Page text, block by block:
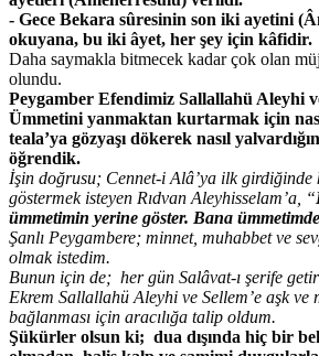
- Gece Bekara sûresinin son iki ayetini
okuyana, bu iki âyet, her şey için kâfidir.
Daha saymakla bitmecek kadar çok olan
olundu.
Peygamber Efendimiz Sallallahü Aleyhi
Ümmetini yanmaktan kurtarmak için
teala’ya gözyaşı dökerek nasıl
öğrendik.
İşin doğrusu; Cennet-i Alâ’ya ilk girdiğinde
göstermek isteyen Rıdvan Aleyhisselam’a, “
ümmetimin yerine göster. Bana
Şanlı Peygambere; minnet, muhabbet ve
olmak istedim.
Bunun için de; her gün Salâvat-ı şerife
Ekrem Sallallahü Aleyhi ve Sellem’e aşk ve
bağlanması için aracılığa talip oldum.
Şükürler olsun ki; dua dışında hiç bir